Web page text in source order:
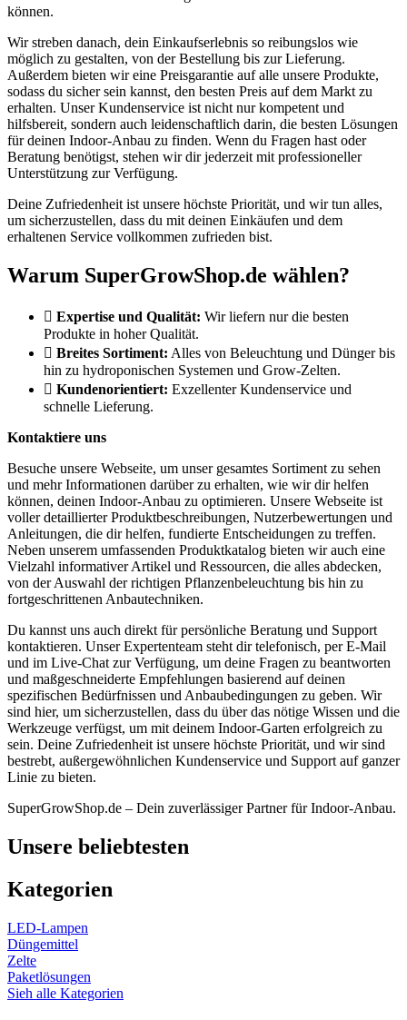
können.
Wir streben danach, dein Einkaufserlebnis so reibungslos wie
möglich zu gestalten, von der Bestellung bis zur Lieferung.
Außerdem bieten wir eine Preisgarantie auf alle unsere Produkte,
sodass du sicher sein kannst, den besten Preis auf dem Markt zu
erhalten. Unser Kundenservice ist nicht nur kompetent und
hilfsbereit, sondern auch leidenschaftlich darin, die besten Lösungen
für deinen Indoor-Anbau zu finden. Wenn du Fragen hast oder
Beratung benötigst, stehen wir dir jederzeit mit professioneller
Unterstützung zur Verfügung.
Deine Zufriedenheit ist unsere höchste Priorität, und wir tun alles,
um sicherzustellen, dass du mit deinen Einkäufen und dem
erhaltenen Service vollkommen zufrieden bist.
Warum SuperGrowShop.de wählen?
Expertise und Qualität: Wir liefern nur die besten
Produkte in hoher Qualität.
Breites Sortiment: Alles von Beleuchtung und Dünger bis
hin zu hydroponischen Systemen und Grow-Zelten.
Kundenorientiert: Exzellenter Kundenservice und
schnelle Lieferung.
Kontaktiere uns
Besuche unsere Webseite, um unser gesamtes Sortiment zu sehen
und mehr Informationen darüber zu erhalten, wie wir dir helfen
können, deinen Indoor-Anbau zu optimieren. Unsere Webseite ist
voller detaillierter Produktbeschreibungen, Nutzerbewertungen und
Anleitungen, die dir helfen, fundierte Entscheidungen zu treffen.
Neben unserem umfassenden Produktkatalog bieten wir auch eine
Vielzahl informativer Artikel und Ressourcen, die alles abdecken,
von der Auswahl der richtigen Pflanzenbeleuchtung bis hin zu
fortgeschrittenen Anbautechniken.
Du kannst uns auch direkt für persönliche Beratung und Support
kontaktieren. Unser Expertenteam steht dir telefonisch, per E-Mail
und im Live-Chat zur Verfügung, um deine Fragen zu beantworten
und maßgeschneiderte Empfehlungen basierend auf deinen
spezifischen Bedürfnissen und Anbaubedingungen zu geben. Wir
sind hier, um sicherzustellen, dass du über das nötige Wissen und die
Werkzeuge verfügst, um mit deinem Indoor-Garten erfolgreich zu
sein. Deine Zufriedenheit ist unsere höchste Priorität, und wir sind
bestrebt, außergewöhnlichen Kundenservice und Support auf ganzer
Linie zu bieten.
SuperGrowShop.de – Dein zuverlässiger Partner für Indoor-Anbau.
Unsere beliebtesten
Kategorien
LED-Lampen
Düngemittel
Zelte
Paketlösungen
Sieh alle Kategorien